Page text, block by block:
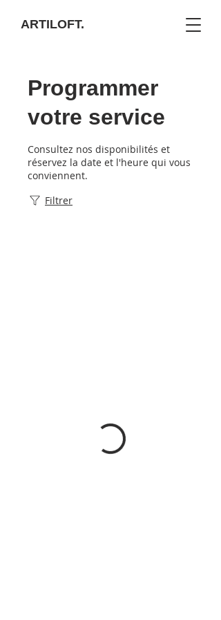
ARTILOFT.
Programmer
votre service
Consultez nos disponibilités et
réservez la date et l'heure qui vous
conviennent.
Filtrer